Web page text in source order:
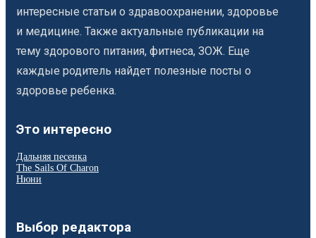
интересные статьи о здравоохранении, здоровье
и медицине. Также актуальные публикации на
тему здорового питания, фитнеса, ЗОЖ. Еще
каждые родитель найдет полезные посты о
здоровье ребенка.
Это интересно
Дальняя песенка
The Sails Of Charon
Нюни
Выбор редактора